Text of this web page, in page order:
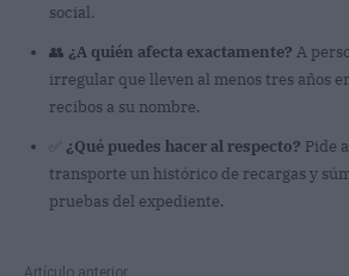
social.
👥 ¿A quién afecta exactamente? A
irregular que lleven al menos tres años
recibos a su nombre.
¿Qué puedes hacer al respecto? Pide
transporte un histórico de recargas y
pruebas del expediente.
Artículo anterior